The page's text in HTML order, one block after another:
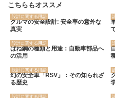
こちらもオススメ
設計に関する用語
クルマの安全設計: 安全率の意外な
真実
設計に関する用語
ばね鋼の種類と用途：自動車部品へ
の活用
設計に関する用語
幻の安全車「RSV」：その知られざ
る歴史
設計に関する用語